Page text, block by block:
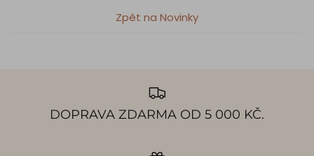
Zpět na Novinky
DOPRAVA ZDARMA OD 5 000 KČ.